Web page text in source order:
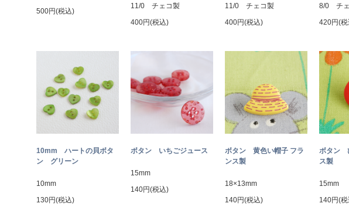
500円(税込)
11/0 チェコ製
400円(税込)
11/0 チェコ製
400円(税込)
8/0 チ
420円(税
10mm ハートの貝ボタ
ン グリーン
10mm
130円(税込)
ボタン いちごジュース
15mm
140円(税込)
ボタン 黄色い帽子 フラ
ンス製
18×13mm
140円(税込)
ボタン
ス製
15mm
140円(